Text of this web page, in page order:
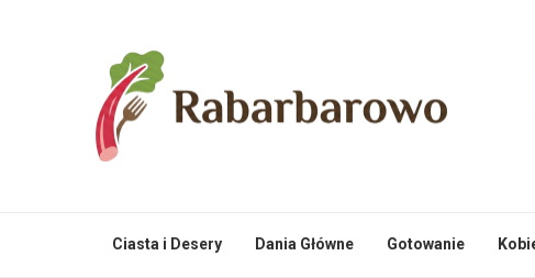
Ciasta i Desery Dania Główne Gotowanie